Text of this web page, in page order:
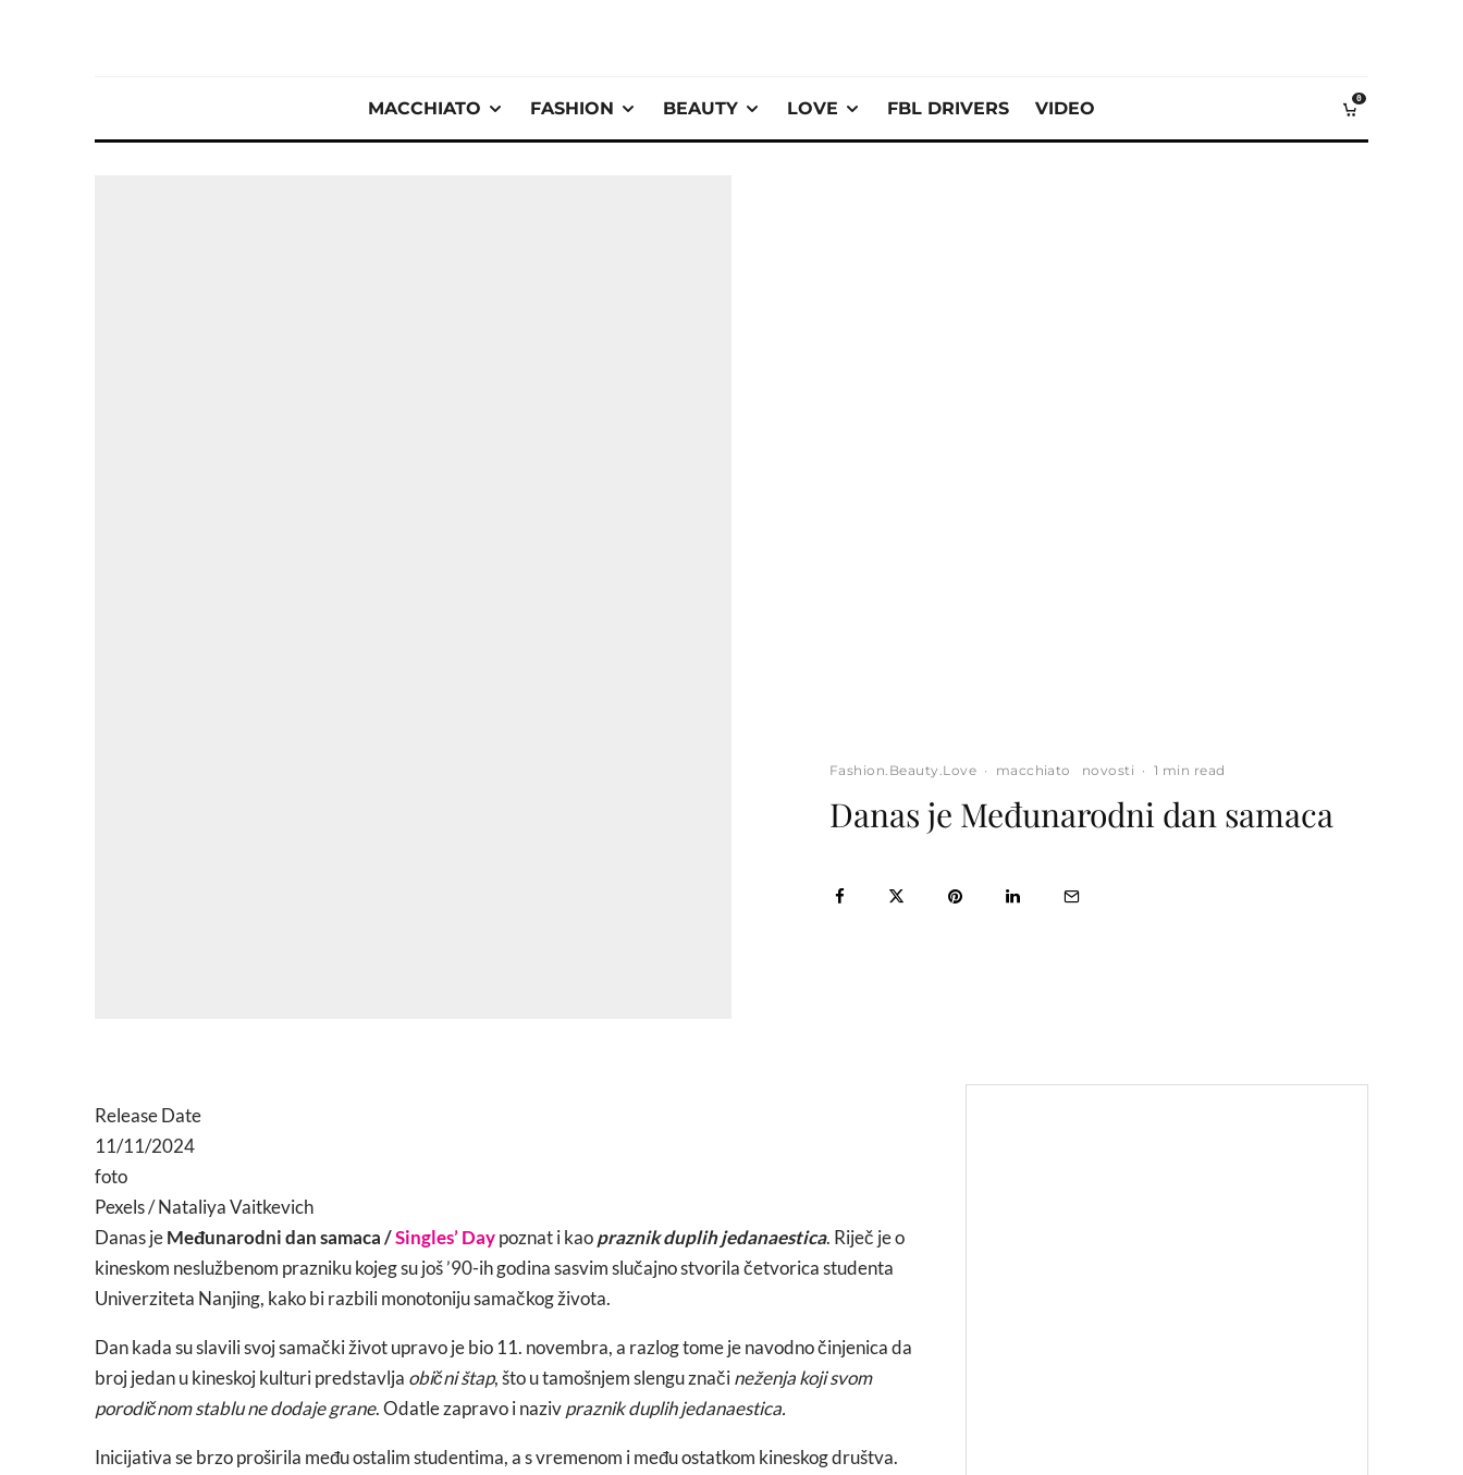
MACCHIATO FASHION BEAUTY LOVE FBL DRIVERS VIDEO 0
Fashion.Beauty.Love · macchiato novosti · 1 min read
Danas je Međunarodni dan samaca
Release Date
11/11/2024
foto
Pexels / Nataliya Vaitkevich
Danas jeMeđunarodni dan samaca /Singles’ Daypoznat i kaopraznik duplih jedanaestica. Riječ je o
kineskom neslužbenom prazniku kojeg su još ’90-ih godina sasvim slučajno stvorila četvorica studenta
Univerziteta Nanjing, kako bi razbili monotoniju samačkog života.
Dan kada su slavili svoj samački život upravo je bio 11. novembra, a razlog tome je navodno činjenica da
broj jedan u kineskoj kulturi predstavlja obični štap, što u tamošnjem slengu značineženja koji svom
porodičnom stablu ne dodaje grane. Odatle zapravo i nazivpraznik duplih jedanaestica.
Inicijativa se brzo proširila među ostalim studentima, a s vremenom i među ostatkom kineskog društva.